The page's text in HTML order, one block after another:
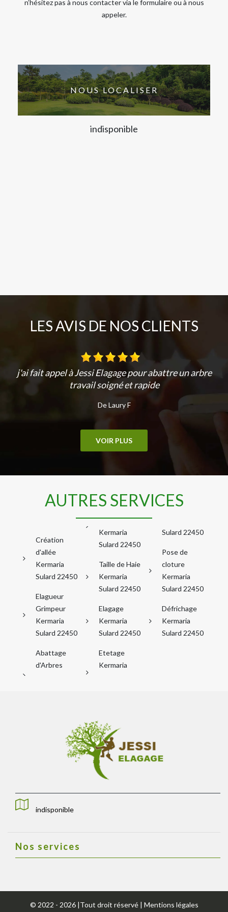
n’hésitez pas à nous contacter via le formulaire ou à nous
appeler.
NOUS LOCALISER
indisponible
LES AVIS DE NOS CLIENTS
j'ai fait appel à Jessi Elagage pour abattre un arbre
travail soigné et rapide
De Laury F
VOIR PLUS
AUTRES SERVICES
Création
d'allée
Kermaria
Sulard 22450
Elagueur
Grimpeur
Kermaria
Sulard 22450
Abattage
d'Arbres
Kermaria
Sulard 22450
Taille de Haie
Kermaria
Sulard 22450
Elagage
Kermaria
Sulard 22450
Etetage
Kermaria
Sulard 22450
Pose de
cloture
Kermaria
Sulard 22450
Défrichage
Kermaria
Sulard 22450
indisponible
Nos services
© 2022 - 2026 |Tout droit réservé | Mentions légales